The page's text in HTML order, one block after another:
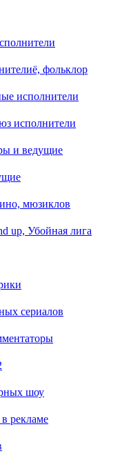
фольклор
исполнители
исполнители
и ведущие
мюзиклов
up, Убойная лига
сериалов
шоу
рекламе